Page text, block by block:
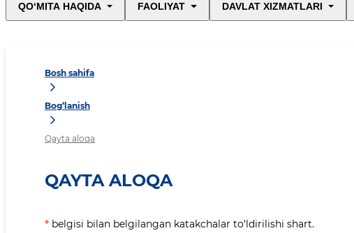
QO‘MITA HAQIDA FAOLIYAT DAVLAT XIZMATLARI
Bosh sahifa
Bog‘lanish
Qayta aloqa
QAYTA ALOQA
* belgisi bilan belgilangan katakchalar to‘ldirilishi shart.